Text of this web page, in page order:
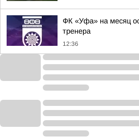
ФК «Уфа» на месяц
тренера
12:36